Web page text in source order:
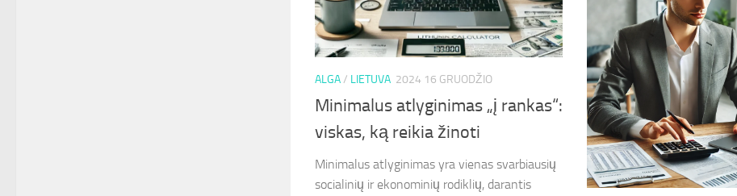
ALGA/ LIETUVA 2024 16 GRUODŽIO
Minimalus atlyginimas „į rankas“:
viskas, ką reikia žinoti
Minimalus atlyginimas yra vienas svarbiausių
socialinių ir ekonominių rodiklių, darantis